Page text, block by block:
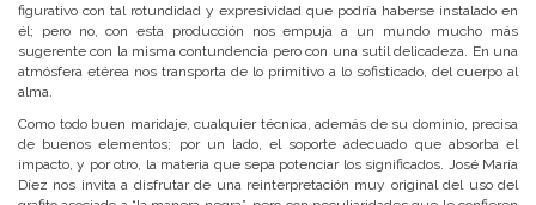
figurativo con tal rotundidad y expresividad que podría haberse instalado en
él; pero no, con esta producción nos empuja a un mundo mucho más
sugerente con la misma contundencia pero con una sutil delicadeza. En una
atmósfera etérea nos transporta de lo primitivo a lo sofisticado, del cuerpo al
alma.
Como todo buen maridaje, cualquier técnica, además de su dominio, precisa
de buenos elementos; por un lado, el soporte adecuado que absorba el
impacto, y por otro, la materia que sepa potenciar los significados. José María
Díez nos invita a disfrutar de una reinterpretación muy original del uso del